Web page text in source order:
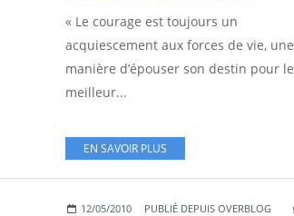
« Le courage est toujours un
acquiescement aux forces de vie, une
manière d’épouser son destin pour le
meilleur...
EN SAVOIR PLUS
12/05/2010 PUBLIÉ DEPUIS OVERBLOG